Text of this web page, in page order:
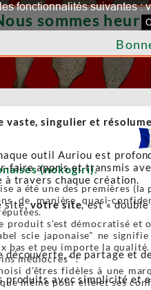
(nokogiri).
a été une des premières
de manière quasi-
produit s'est démocratisé et
scie japonaise" ne
bas et peu importe la
médiocres" !
d'êtres fidèles à une
même pour elle et ses
sommes
vaste, singulier et
outil Auriou est
faire appris et transmis
à travers chaque création.
site,votre site, est «
découverte, de partage et
produits avec simplicité et
fonctionnalités suivantes